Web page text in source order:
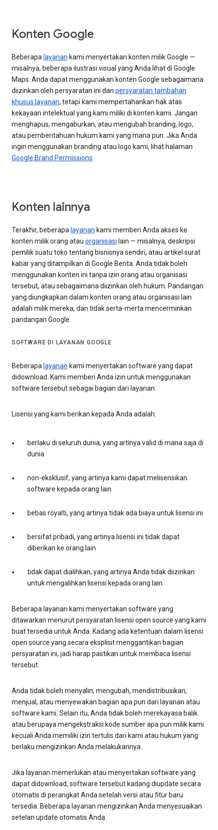
Konten Google
Beberapa layanan kami menyertakan konten milik Google —
misalnya, beberapa ilustrasi visual yang Anda lihat di Google
Maps. Anda dapat menggunakan konten Google sebagaimana
diizinkan oleh persyaratan ini dan persyaratan tambahan
khusus layanan, tetapi kami mempertahankan hak atas
kekayaan intelektual yang kami miliki di konten kami. Jangan
menghapus, mengaburkan, atau mengubah branding, logo,
atau pemberitahuan hukum kami yang mana pun. Jika Anda
ingin menggunakan branding atau logo kami, lihat halaman
Google Brand Permissions
Konten lainnya
Terakhir, beberapa layanan kami memberi Anda akses ke
konten milik orang atau organisasi lain — misalnya, deskripsi
pemilik suatu toko tentang bisnisnya sendiri, atau artikel surat
kabar yang ditampilkan di Google Berita. Anda tidak boleh
menggunakan konten ini tanpa izin orang atau organisasi
tersebut, atau sebagaimana diizinkan oleh hukum. Pandangan
yang diungkapkan dalam konten orang atau organisasi lain
adalah milik mereka, dan tidak serta-merta mencerminkan
pandangan Google.
SOFTWARE DI LAYANAN GOOGLE
Beberapa layanan kami menyertakan software yang dapat
didownload. Kami memberi Anda izin untuk menggunakan
software tersebut sebagai bagian dari layanan.
Lisensi yang kami berikan kepada Anda adalah:
berlaku di seluruh dunia, yang artinya valid di mana saja di
dunia
non-eksklusif, yang artinya kami dapat melisensikan
software kepada orang lain
bebas royalti, yang artinya tidak ada biaya untuk lisensi ini
bersifat pribadi, yang artinya lisensi ini tidak dapat
diberikan ke orang lain
tidak dapat dialihkan, yang artinya Anda tidak diizinkan
untuk mengalihkan lisensi kepada orang lain
Beberapa layanan kami menyertakan software yang
ditawarkan menurut persyaratan lisensi open source yang kami
buat tersedia untuk Anda. Kadang ada ketentuan dalam lisensi
open source yang secara eksplisit menggantikan bagian
persyaratan ini, jadi harap pastikan untuk membaca lisensi
tersebut.
Anda tidak boleh menyalin, mengubah, mendistribusikan,
menjual, atau menyewakan bagian apa pun dari layanan atau
software kami. Selain itu, Anda tidak boleh merekayasa balik
atau berupaya mengekstraksi kode sumber apa pun milik kami
kecuali Anda memiliki izin tertulis dari kami atau hukum yang
berlaku mengizinkan Anda melakukannya.
Jika layanan memerlukan atau menyertakan software yang
dapat didownload, software tersebut kadang diupdate secara
otomatis di perangkat Anda setelah versi atau fitur baru
tersedia. Beberapa layanan mengizinkan Anda menyesuaikan
setelan update otomatis Anda.